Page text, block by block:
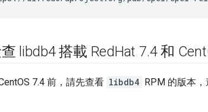
libdb4 搭載 RedHat 7.4 和 Cent
7.4 前，請先查看 libdb4 RPM 的版本